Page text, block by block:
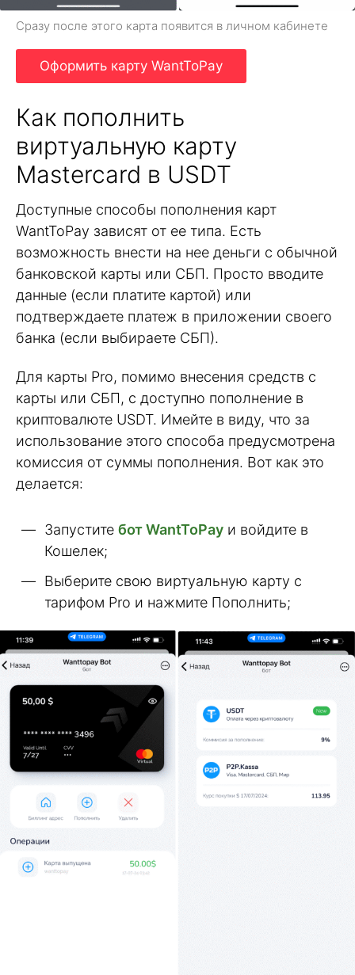
Сразу после этого карта появится в личном кабинете
Оформить карту WantToPay
Как пополнить
виртуальную карту
Mastercard в USDT
Доступные способы пополнения карт
WantToPay зависят от ее типа. Есть
возможность внести на нее деньги с обычной
банковской карты или СБП. Просто вводите
данные (если платите картой) или
подтверждаете платеж в приложении своего
банка (если выбираете СБП).
Для карты Pro, помимо внесения средств с
карты или СБП, с доступно пополнение в
криптовалюте USDT. Имейте в виду, что за
использование этого способа предусмотрена
комиссия от суммы пополнения. Вот как это
делается:
Запустите бот WantToPay и войдите в
Кошелек;
Выберите свою виртуальную карту с
тарифом Pro и нажмите Пополнить;